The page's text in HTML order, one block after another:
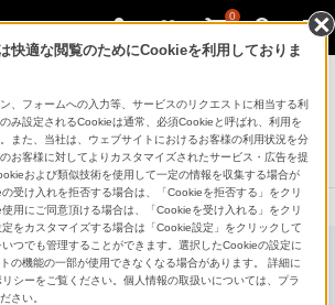
0
INZONE™（インゾーン）
セット
快適な閲覧のためにCookieを利用しておりま
、フォームへの入力等、サービスのリクエストに相当する利
み設定されるCookieは通常、必須Cookieと呼ばれ、利用を
また、当社は、ウェブサイトにおけるお客様の利用状況を分
お客様に対してよりカスタマイズされたサービス・広告を提
および類似技術を使用して一定の情報を収集する場合が
受け入れを拒否する場合は、「Cookieを拒否する」をクリ
用にご同意頂ける場合は、「Cookieを受け入れる」をクリ
をカスタマイズする場合は「Cookie設定」をクリックして
つでも管理することができます。選択したCookieの設定に
の機能の一部が使用できなくなる場合があります。 詳細に
シーをご覧ください。個人情報の取扱いについては、プラ
さい。